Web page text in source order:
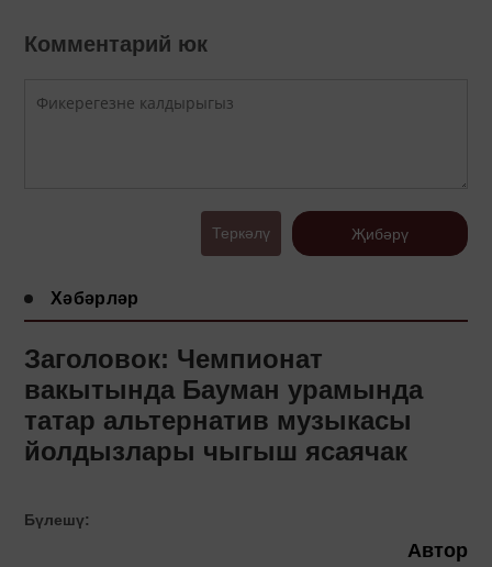
Комментарий юк
Теркәлү Җибәрү
Хәбәрләр
Заголовок: Чемпионат
вакытында Бауман урамында
татар альтернатив музыкасы
йолдызлары чыгыш ясаячак
Бүлешү:
Автор